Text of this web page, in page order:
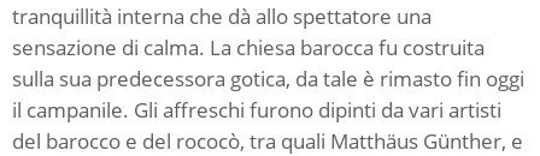
tranquillità interna che dà allo spettatore una
sensazione di calma. La chiesa barocca fu costruita
sulla sua predecessora gotica, da tale è rimasto fin oggi
il campanile. Gli affreschi furono dipinti da vari artisti
del barocco e del rococò, tra quali Matthäus Günther, e